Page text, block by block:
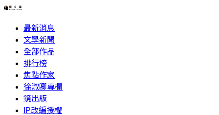
最新消息
文學新聞
全部作品
排行榜
焦點作家
徐淑卿專欄
鏡出版
IP改編授權